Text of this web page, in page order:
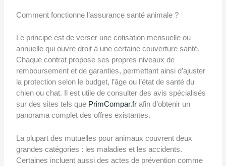
Comment fonctionne l’assurance santé animale ?
Le principe est de verser une cotisation mensuelle ou
annuelle qui ouvre droit à une certaine couverture santé.
Chaque contrat propose ses propres niveaux de
remboursement et de garanties, permettant ainsi d’ajuster
la protection selon le budget, l’âge ou l’état de santé du
chien ou chat. Il est utile de consulter des avis spécialisés
sur des sites tels que PrimCompar.fr afin d’obtenir un
panorama complet des offres existantes.
La plupart des mutuelles pour animaux couvrent deux
grandes catégories : les maladies et les accidents.
Certaines incluent aussi des actes de prévention comme